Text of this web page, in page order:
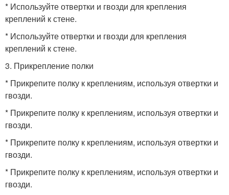
* Используйте отвертки и гвозди для крепления
креплений к стене.
* Используйте отвертки и гвозди для крепления
креплений к стене.
3. Прикрепление полки
* Прикрепите полку к креплениям, используя отвертки и
гвозди.
* Прикрепите полку к креплениям, используя отвертки и
гвозди.
* Прикрепите полку к креплениям, используя отвертки и
гвозди.
* Прикрепите полку к креплениям, используя отвертки и
гвозди.